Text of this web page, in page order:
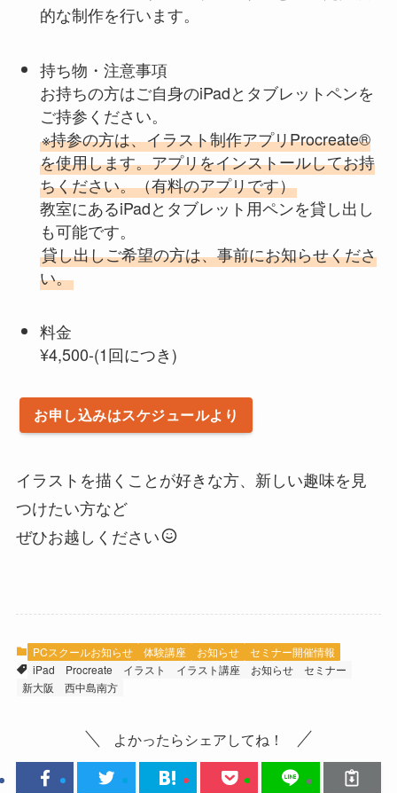
的な制作を行います。
持ち物・注意事項
お持ちの方はご自身のiPadとタブレットペンを
ご持参ください。
※持参の方は、イラスト制作アプリProcreate®
を使用します。アプリをインストールしてお持
ちください。（有料のアプリです）
教室にあるiPadとタブレット用ペンを貸し出し
も可能です。
貸し出しご希望の方は、事前にお知らせくださ
い。
料金
¥4,500-(1回につき)
お申し込みはスケジュールより
イラストを描くことが好きな方、新しい趣味を見
つけたい方など
ぜひお越しください
PCスクールお知らせ 体験講座 お知らせ
セミナー開催情報
iPad
Procreate イラスト イラスト講座 お知らせ
セミナー
新大阪
西中島南方
よかったらシェアしてね！